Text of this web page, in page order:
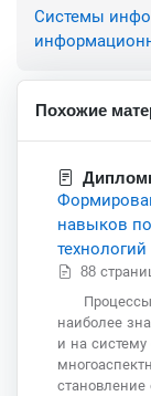
Системы
Похожие
навыков
88
наиболее
и на систему
становление